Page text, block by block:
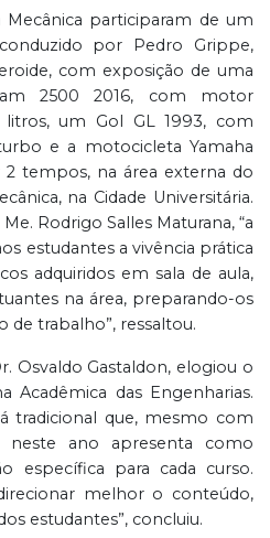
Mecânica participaram de um
por Pedro Grippe,
com exposição de uma
2500 2016, com motor
um Gol GL 1993, com
e a motocicleta Yamaha
tempos, na área externa do
na Cidade Universitária.
Rodrigo Salles Maturana, “a
estudantes a vivência prática
adquiridos em sala de aula,
na área, preparando-os
de trabalho”, ressaltou.
Osvaldo Gastaldon, elogiou o
Acadêmica das Engenharias.
tradicional que, mesmo com
neste ano apresenta como
específica para cada curso.
melhor o conteúdo,
estudantes”, concluiu.